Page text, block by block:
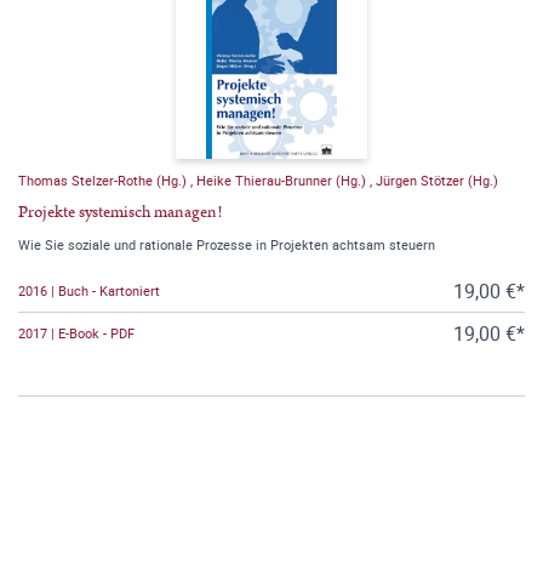
Thomas Stelzer-Rothe (Hg.) Heike Thierau-Brunner (Hg.) Jürgen Stötzer (Hg.)
Projekte systemisch managen!
Wie Sie soziale und rationale Prozesse in Projekten achtsam steuern
2016 | Buch - Kartoniert 19,00 €*
2017 | E-Book - PDF 19,00 €*